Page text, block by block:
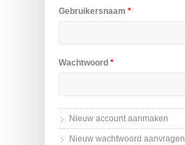
Gebruikersnaam *
Wachtwoord *
Nieuw account aanmaken
Nieuw wachtwoord aanvragen